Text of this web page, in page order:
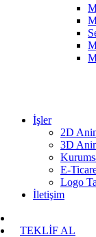
İşler
2D
3D
E-
Logo
İletişim
TEKLİF AL